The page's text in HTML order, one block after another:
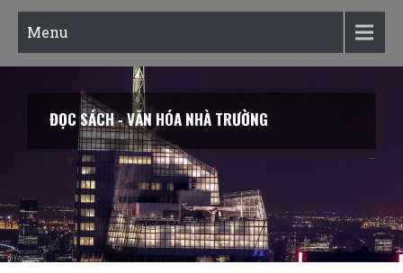
Menu
ĐỌC SÁCH - VĂN HÓA NHÀ TRƯỜNG